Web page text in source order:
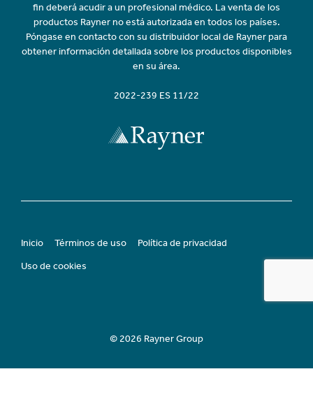
fin deberá acudir a un profesional médico. La venta de los
productos Rayner no está autorizada en todos los países.
Póngase en contacto con su distribuidor local de Rayner para
obtener información detallada sobre los productos disponibles
en su área.
2022-239 ES 11/22
Inicio Términos de uso
Política de privacidad
Uso de cookies
© 2026 Rayner Group